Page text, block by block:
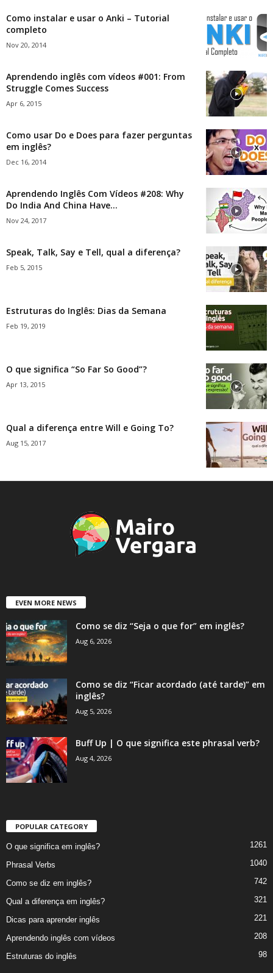
Como instalar e usar o Anki – Tutorial
completo
Nov 20, 2014
Aprendendo inglês com vídeos #001: From
Struggle Comes Success
Apr 6, 2015
Como usar Do e Does para fazer perguntas
em inglês?
Dec 16, 2014
Aprendendo Inglês Com Vídeos #208: Why
Do India And China Have...
Nov 24, 2017
Speak, Talk, Say e Tell, qual a diferença?
Feb 5, 2015
Estruturas do Inglês: Dias da Semana
Feb 19, 2019
O que significa “So Far So Good”?
Apr 13, 2015
Qual a diferença entre Will e Going To?
Aug 15, 2017
EVEN MORE NEWS
Como se diz “Seja o que for” em inglês?
Aug 6, 2026
Como se diz “Ficar acordado (até tarde)” em
inglês?
Aug 5, 2026
Buff Up | O que significa este phrasal verb?
Aug 4, 2026
POPULAR CATEGORY
O que significa em inglês? 1261
Phrasal Verbs 1040
Como se diz em inglês? 742
Qual a diferença em inglês? 321
Dicas para aprender inglês 221
Aprendendo inglês com vídeos 208
Estruturas do inglês 98